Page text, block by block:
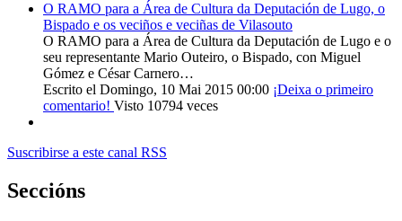
O RAMO para a Área de Cultura da Deputación de Lugo, o
Bispado e os veciños e veciñas de Vilasouto
O RAMO para a Área de Cultura da Deputación de Lugo e o
seu representante Mario Outeiro, o Bispado, con Miguel
Gómez e César Carnero…
Escrito el Domingo, 10 Mai 2015 00:00 ¡Deixa o primeiro
comentario! Visto 10794 veces
Suscribirse a este canal RSS
Seccións